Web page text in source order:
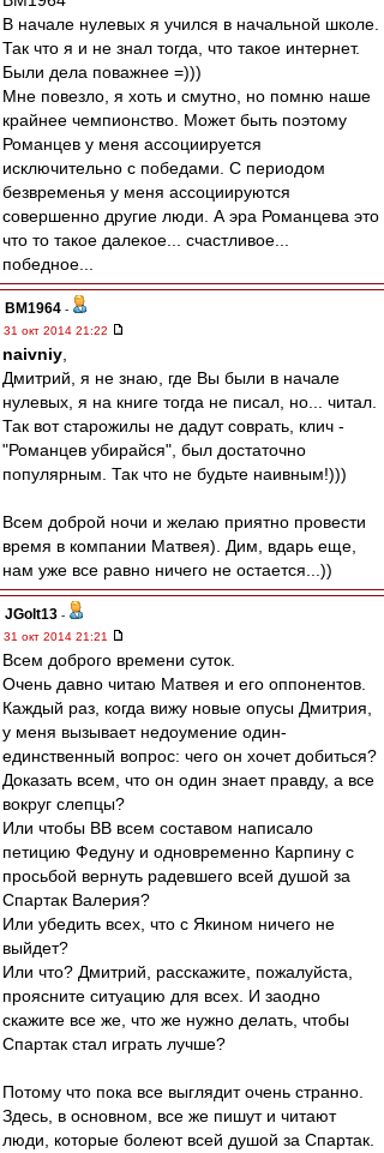
В начале нулевых я учился в начальной школе.
Так что я и не знал тогда, что такое интернет.
Были дела поважнее =)))
Мне повезло, я хоть и смутно, но помню наше
крайнее чемпионство. Может быть поэтому
Романцев у меня ассоциируется
исключительно с победами. С периодом
безвременья у меня ассоциируются
совершенно другие люди. А эра Романцева это
что то такое далекое... счастливое...
победное...
BM1964 -
31 окт 2014 21:22
naivniy
Дмитрий, я не знаю, где Вы были в начале
нулевых, я на книге тогда не писал, но... читал.
Так вот старожилы не дадут соврать, клич -
"Романцев убирайся", был достаточно
популярным. Так что не будьте наивным!)))
Всем доброй ночи и желаю приятно провести
время в компании Матвея). Дим, вдарь еще,
нам уже все равно ничего не остается...))
JGolt13 -
31 окт 2014 21:21
Всем доброго времени суток.
Очень давно читаю Матвея и его оппонентов.
Каждый раз, когда вижу новые опусы Дмитрия,
у меня вызывает недоумение один-
единственный вопрос: чего он хочет добиться?
Доказать всем, что он один знает правду, а все
вокруг слепцы?
Или чтобы ВВ всем составом написало
петицию Федуну и одновременно Карпину с
просьбой вернуть радевшего всей душой за
Спартак Валерия?
Или убедить всех, что с Якином ничего не
выйдет?
Или что? Дмитрий, расскажите, пожалуйста,
проясните ситуацию для всех. И заодно
скажите все же, что же нужно делать, чтобы
Спартак стал играть лучше?
Потому что пока все выглядит очень странно.
Здесь, в основном, все же пишут и читают
люди, которые болеют всей душой за Спартак.